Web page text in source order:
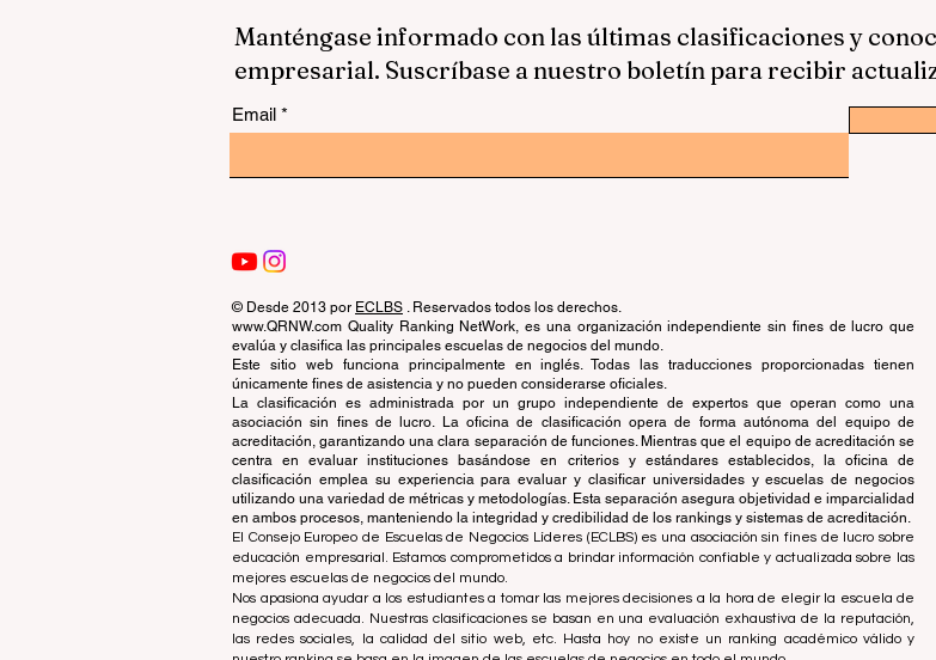
Manténgase informado con las últimas clasificaciones y
empresarial. Suscríbase a nuestro boletín para recibir
Email
© Desde 2013 por ECLBS . Reservados todos los derechos.
www.QRNW.com Quality Ranking NetWork, es una organización independiente sin fines de lucro que
evalúa y clasifica las principales escuelas de negocios del mundo.
Este sitio web funciona principalmente en inglés. Todas las traducciones proporcionadas tienen
únicamente fines de asistencia y no pueden considerarse oficiales.
La clasificación es administrada por un grupo independiente de expertos que operan como una
asociación sin fines de lucro. La oficina de clasificación opera de forma autónoma del equipo de
acreditación, garantizando una clara separación de funciones. Mientras que el equipo de acreditación se
centra en evaluar instituciones basándose en criterios y estándares establecidos, la oficina de
clasificación emplea su experiencia para evaluar y clasificar universidades y escuelas de negocios
utilizando una variedad de métricas y metodologías. Esta separación asegura objetividad e imparcialidad
en ambos procesos, manteniendo la integridad y credibilidad de los rankings y sistemas de acreditación.
El Consejo Europeo de Escuelas de Negocios Líderes (ECLBS) es una asociación sin fines de lucro sobre
educación empresarial. Estamos comprometidos a brindar información confiable y actualizada sobre las
mejores escuelas de negocios del mundo.
Nos apasiona ayudar a los estudiantes a tomar las mejores decisiones a la hora de elegir la escuela de
negocios adecuada. Nuestras clasificaciones se basan en una evaluación exhaustiva de la reputación,
las redes sociales, la calidad del sitio web, etc. Hasta hoy no existe un ranking académico válido y